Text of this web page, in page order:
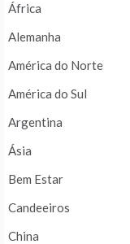
África
Alemanha
América do Norte
América do Sul
Argentina
Ásia
Bem Estar
Candeeiros
China